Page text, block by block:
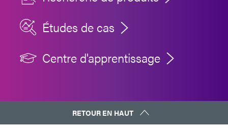
Études de cas
Centre d'apprentissage
RETOUR EN HAUT